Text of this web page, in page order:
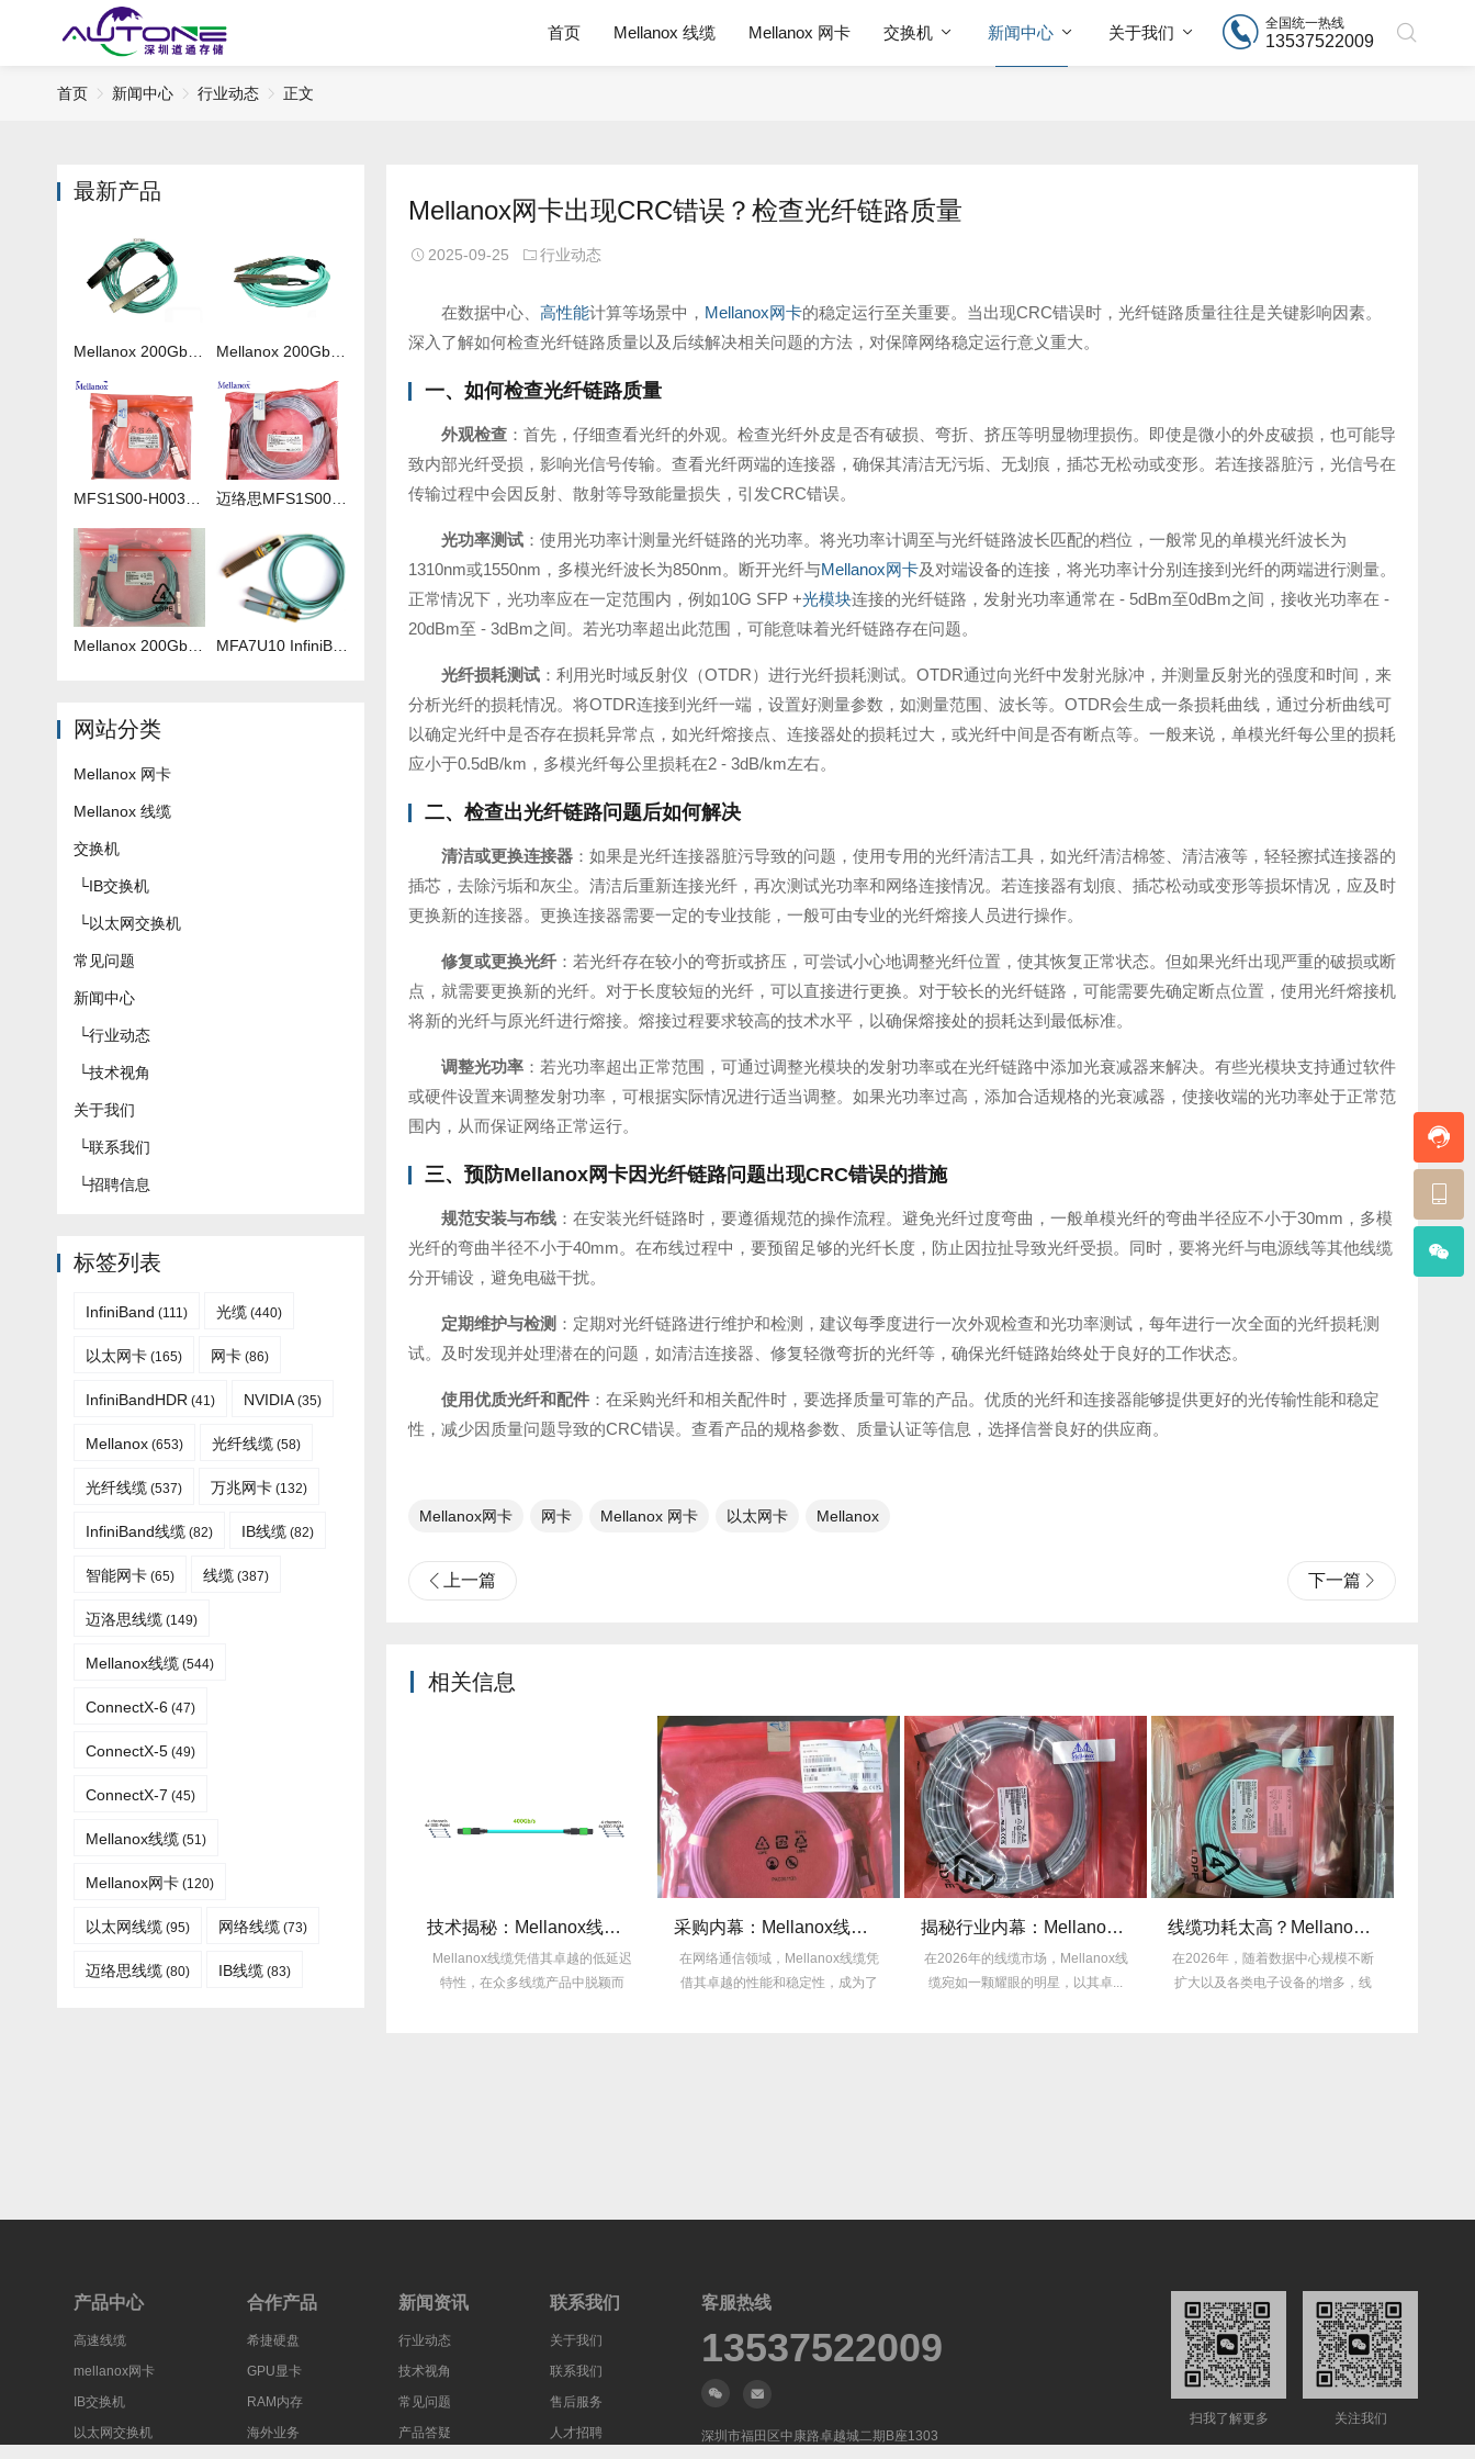
首页 Mellanox 线缆 Mellanox 网卡 交换机 新闻中心 关于我们
全国统一热线
13537522009
首页 新闻中心 行业动态 正文
Mellanox网卡出现CRC错误？检查光纤链路质量
2025-09-25 行业动态
在数据中心、 高性能计算等场景中， Mellanox网卡的稳定运行至关重要。当出现CRC错误时，光纤链路质量往往是关键影响因素。
深入了解如何检查光纤链路质量以及后续解决相关问题的方法，对保障网络稳定运行意义重大。
一、如何检查光纤链路质量
外观检查 ：首先，仔细查看光纤的外观。检查光纤外皮是否有破损、弯折、挤压等明显物理损伤。即使是微小的外皮破损，也可能导
致内部光纤受损，影响光信号传输。查看光纤两端的连接器，确保其清洁无污垢、无划痕，插芯无松动或变形。若连接器脏污，光信号在
传输过程中会因反射、散射等导致能量损失，引发CRC错误。
光功率测试 ：使用光功率计测量光纤链路的光功率。将光功率计调至与光纤链路波长匹配的档位，一般常见的单模光纤波长为
1310nm或1550nm，多模光纤波长为850nm。断开光纤与Mellanox网卡及对端设备的连接，将光功率计分别连接到光纤的两端进行测量。
正常情况下，光功率应在一定范围内，例如10G SFP +光模块连接的光纤链路，发射光功率通常在 - 5dBm至0dBm之间，接收光功率在 -
20dBm至 - 3dBm之间。若光功率超出此范围，可能意味着光纤链路存在问题。
光纤损耗测试 ：利用光时域反射仪（OTDR）进行光纤损耗测试。OTDR通过向光纤中发射光脉冲，并测量反射光的强度和时间，来
分析光纤的损耗情况。将OTDR连接到光纤一端，设置好测量参数，如测量范围、波长等。OTDR会生成一条损耗曲线，通过分析曲线可
以确定光纤中是否存在损耗异常点，如光纤熔接点、连接器处的损耗过大，或光纤中间是否有断点等。一般来说，单模光纤每公里的损耗
应小于0.5dB/km，多模光纤每公里损耗在2 - 3dB/km左右。
二、检查出光纤链路问题后如何解决
清洁或更换连接器 ：如果是光纤连接器脏污导致的问题，使用专用的光纤清洁工具，如光纤清洁棉签、清洁液等，轻轻擦拭连接器的
插芯，去除污垢和灰尘。清洁后重新连接光纤，再次测试光功率和网络连接情况。若连接器有划痕、插芯松动或变形等损坏情况，应及时
更换新的连接器。更换连接器需要一定的专业技能，一般可由专业的光纤熔接人员进行操作。
修复或更换光纤：若光纤存在较小的弯折或挤压，可尝试小心地调整光纤位置，使其恢复正常状态。但如果光纤出现严重的破损或断
点，就需要更换新的光纤。对于长度较短的光纤，可以直接进行更换。对于较长的光纤链路，可能需要先确定断点位置，使用光纤熔接机
将新的光纤与原光纤进行熔接。熔接过程要求较高的技术水平，以确保熔接处的损耗达到最低标准。
调整光功率 ：若光功率超出正常范围，可通过调整光模块的发射功率或在光纤链路中添加光衰减器来解决。有些光模块支持通过软件
或硬件设置来调整发射功率，可根据实际情况进行适当调整。如果光功率过高，添加合适规格的光衰减器，使接收端的光功率处于正常范
围内，从而保证网络正常运行。
三、预防Mellanox网卡因光纤链路问题出现CRC错误的措施
规范安装与布线 ：在安装光纤链路时，要遵循规范的操作流程。避免光纤过度弯曲，一般单模光纤的弯曲半径应不小于30mm，多模
光纤的弯曲半径不小于40mm。在布线过程中，要预留足够的光纤长度，防止因拉扯导致光纤受损。同时，要将光纤与电源线等其他线缆
分开铺设，避免电磁干扰。
定期维护与检测 ：定期对光纤链路进行维护和检测，建议每季度进行一次外观检查和光功率测试，每年进行一次全面的光纤损耗测
试。及时发现并处理潜在的问题，如清洁连接器、修复轻微弯折的光纤等，确保光纤链路始终处于良好的工作状态。
使用优质光纤和配件 ：在采购光纤和相关配件时，要选择质量可靠的产品。优质的光纤和连接器能够提供更好的光传输性能和稳定
性，减少因质量问题导致的CRC错误。查看产品的规格参数、质量认证等信息，选择信誉良好的供应商。
Mellanox网卡​ 网卡 Mellanox 网卡 以太网卡 Mellanox
上一篇 下一篇
相关信息
旧线缆故障每月3次？Mellanox线缆全年零故障，太省心！
每月故障达3次甚至更
场上备受青睐，然而，面对多种带
技术揭秘：Mellanox线缆低延迟背后的“信号优化”黑科技！
Mellanox线缆凭借其卓越的低延迟
特性，在众多线缆产品中脱颖而
采购内幕：Mellanox线缆验真3步走，假货休想蒙混过关！
在网络通信领域，Mellanox线缆凭
借其卓越的性能和稳定性，成为了
揭秘行业内幕：Mellanox线缆为何比同类产品耐用3倍？
在2026年的线缆市场，Mellanox线
缆宛如一颗耀眼的明星，以其卓...
线缆功耗太高？Mellanox线缆低功耗方案能省多少电费？
在2026年，随着数据中心规模不断
扩大以及各类电子设备的增多，线
最新产品
网站分类
Mellanox 网卡
Mellanox 线缆
交换机
└IB交换机
└以太网交换机
常见问题
新闻中心
└行业动态
└技术视角
关于我们
└联系我们
└招聘信息
标签列表
InfiniBand (111) 光缆 (440)
以太网卡 (165) 网卡 (86)
InfiniBandHDR (41) NVIDIA(35)
Mellanox (653) 光纤线缆 (58)
光纤线缆​ (537) 万兆网卡 (132)
InfiniBand线缆 (82) IB线缆 (82)
智能网卡 (65) 线缆 (387)
迈洛思线缆 (149)
Mellanox线缆 (544)
ConnectX-6 (47)
ConnectX-5 (49)
ConnectX-7 (45)
Mellanox线缆​ (51)
Mellanox网卡 (120)
以太网线缆 (95) 网络线缆 (73)
迈络思线缆 (80) IB线缆​ (83)
产品中心
高速线缆
mellanox网卡
IB交换机
以太网交换机
合作产品
希捷硬盘
GPU显卡
RAM内存
海外业务
新闻资讯
行业动态
技术视角
常见问题
产品答疑
联系我们
关于我们
联系我们
售后服务
人才招聘
客服热线
13537522009
深圳市福田区中康路卓越城二期B座1303
扫我了解更多 关注我们